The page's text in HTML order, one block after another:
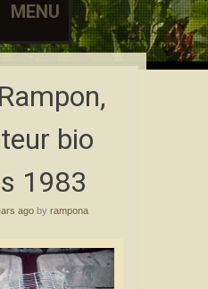
MENU
bio
1983
ago by rampona